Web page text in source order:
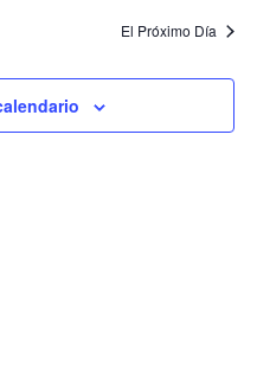
Vistas
de
El Próximo Día